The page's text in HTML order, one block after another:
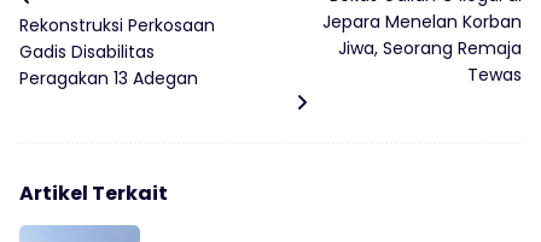
Rekonstruksi Perkosaan
Gadis Disabilitas
Peragakan 13 Adegan
Jepara Menelan Korban
Jiwa, Seorang Remaja
Tewas
Artikel Terkait